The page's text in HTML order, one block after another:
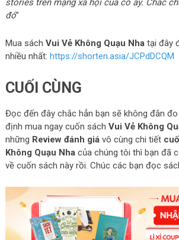
stories trên mạng xã hội của cô ấy. Chắc
đó”
Mua sách Vui Vẻ Không Quạu Nhatại đây
nhiều nhất: https://shorten.asia/JCPdDCQM
CUỐI CÙNG
Đọc đến đây chắc hẳn bạn sẽ không đắn
định mua ngay cuốn sách Vui Vẻ Không
những Review đánh giávô cùng chi tiết
Không Quạu Nhacủa chúng tôi thì bạn đã
về cuốn sách này rồi. Chúc các bạn đọc